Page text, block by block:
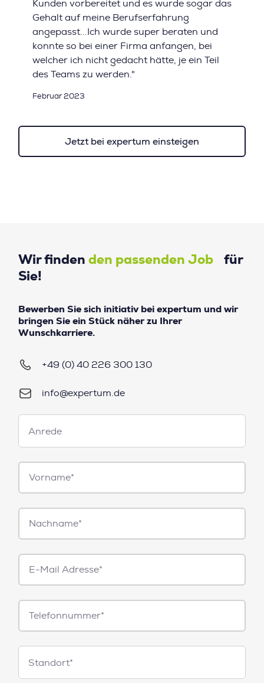
Kunden vorbereitet und es wurde sogar das
Gehalt auf meine Berufserfahrung
angepasst...Ich wurde super beraten und
konnte so bei einer Firma anfangen, bei
welcher ich nicht gedacht hätte, je ein Teil
des Teams zu werden."
Februar 2023
Jetzt bei expertum einsteigen
Wir finden den passenden Job für
Sie!
Bewerben Sie sich initiativ bei expertum und wir
bringen Sie ein Stück näher zu Ihrer
Wunschkarriere.
+49 (0) 40 226 300 130
info@expertum.de
Anrede
Anrede
Vorname*
Nachname*
E-
Mail*
Telefonnummer
Standorte
Standort*